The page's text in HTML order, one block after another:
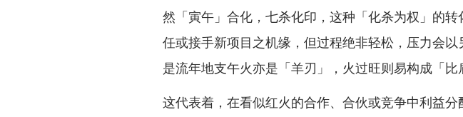
然「寅午」合化，七杀化印，这种「化杀为权」的
任或接手新项目之机缘，但过程绝非轻松，压力会
是流年地支午火亦是「羊刃」，火过旺则易构成「比
这代表着，在看似红火的合作、合伙或竞争中利益